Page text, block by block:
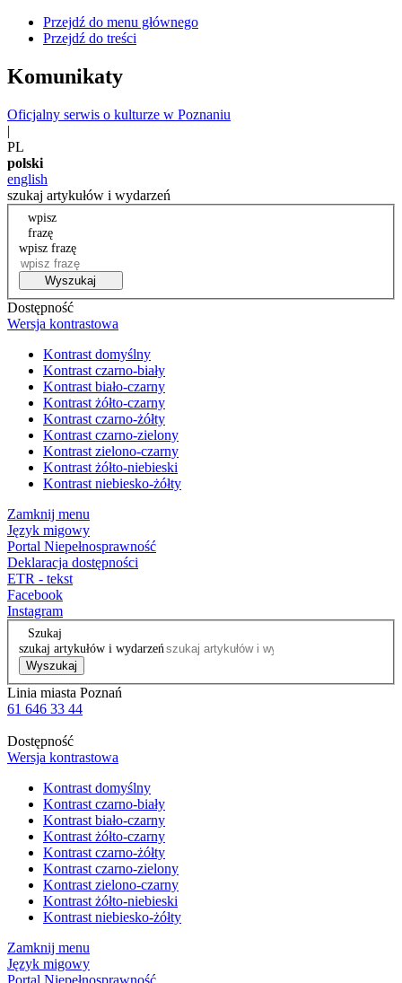
Przejdź do menu głównego
Przejdź do treści
Komunikaty
Oficjalny serwis o kulturze w Poznaniu
|
PL
polski
english
szukaj artykułów i wydarzeń
wpisz
frazę
wpisz frazę
Wyszukaj
Dostępność
Wersja kontrastowa
Kontrast domyślny
Kontrast czarno-biały
Kontrast biało-czarny
Kontrast żółto-czarny
Kontrast czarno-żółty
Kontrast czarno-zielony
Kontrast zielono-czarny
Kontrast żółto-niebieski
Kontrast niebiesko-żółty
Zamknij menu
Język migowy
Portal Niepełnosprawność
Deklaracja dostępności
ETR - tekst
Facebook
Instagram
Szukaj
szukaj artykułów i wydarzeń
Wyszukaj
Linia miasta Poznań
61 646 33 44
Dostępność
Wersja kontrastowa
Kontrast domyślny
Kontrast czarno-biały
Kontrast biało-czarny
Kontrast żółto-czarny
Kontrast czarno-żółty
Kontrast czarno-zielony
Kontrast zielono-czarny
Kontrast żółto-niebieski
Kontrast niebiesko-żółty
Zamknij menu
Język migowy
Portal Niepełnosprawność